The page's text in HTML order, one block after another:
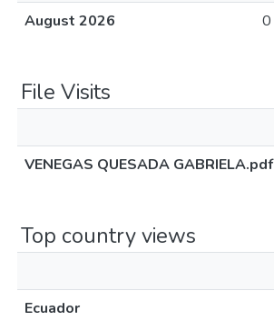
August 2026
0
File Visits
VENEGAS QUESADA GABRIELA.pdf
Top country views
Ecuador